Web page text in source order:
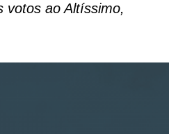
votos ao Altíssimo,